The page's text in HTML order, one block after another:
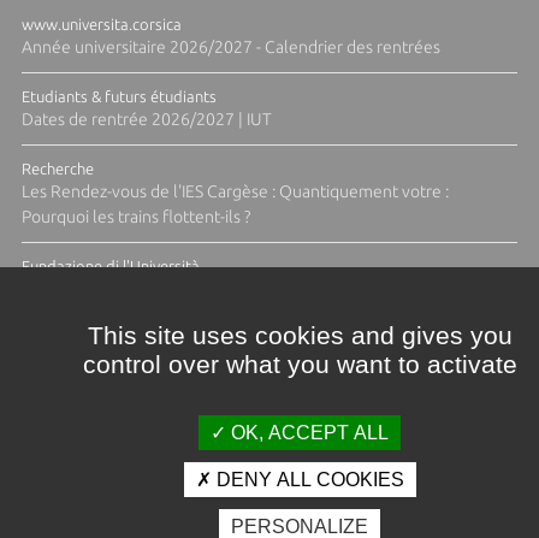
www.universita.corsica
Année universitaire 2026/2027 - Calendrier des rentrées
Etudiants & futurs étudiants
Dates de rentrée 2026/2027 | IUT
Recherche
Les Rendez-vous de l'IES Cargèse : Quantiquement votre :
Pourquoi les trains flottent-ils ?
Fundazione di l'Università
Crédits et mentions légales
This site uses cookies and gives you
control over what you want to activate
OK, ACCEPT ALL
DENY ALL COOKIES
PERSONALIZE